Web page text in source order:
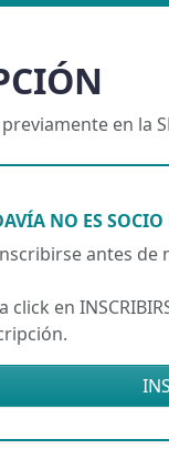
en la
NO ES SOCIO
antes de
click en